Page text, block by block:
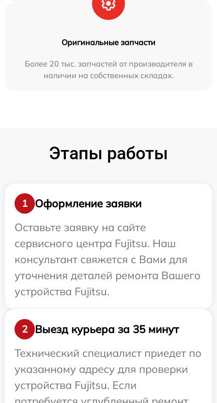
Оригинальные запчасти
Более 20 тыс. запчастей от производителя в
наличии на собственных складах.
Этапы работы
1
Оформление заявки
Оставьте заявку на сайте
сервисного центра Fujitsu. Наш
консультант свяжется с Вами для
уточнения деталей ремонта Вашего
устройства Fujitsu.
2
Выезд курьера за 35 минут
Технический специалист приедет по
указанному адресу для проверки
устройства Fujitsu. Если